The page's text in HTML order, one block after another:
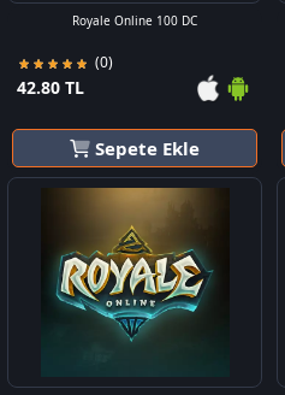
Royale Online 100 DC
(0)
42.80 TL
Sepete Ekle